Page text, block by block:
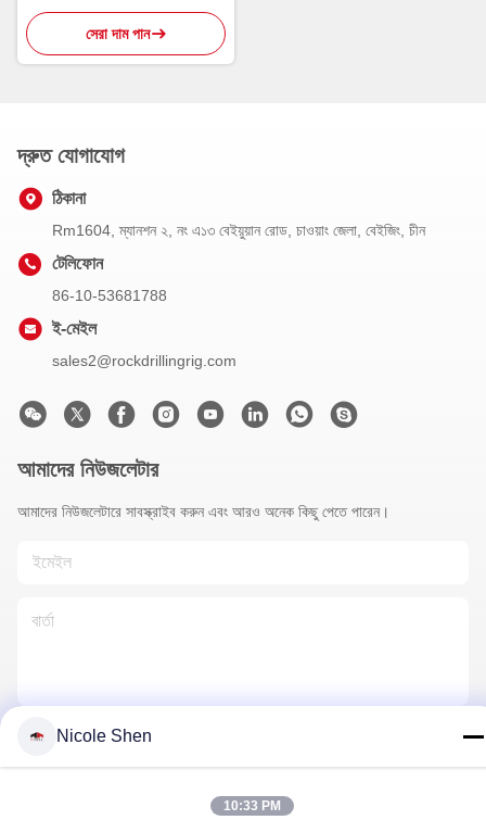
ড্রিলিং রিগ ভূতাত্ত্বিক এবং খনিজ
অনুসন্ধানের জন্য
সেরা দাম পান
দ্রুত যোগাযোগ
ঠিকানা
Rm1604, ম্যানশন ২, নং এ১৩ বেইয়ুয়ান রোড, চাওয়াং জেলা, বেইজিং, চীন
টেলিফোন
86-10-53681788
ই-মেইল
sales2@rockdrillingrig.com
আমাদের নিউজলেটার
আমাদের নিউজলেটারে সাবস্ক্রাইব করুন এবং আরও অনেক কিছু পেতে পারেন।
আমাদের সাথে যোগাযোগ
Nicole Shen
10:33 PM